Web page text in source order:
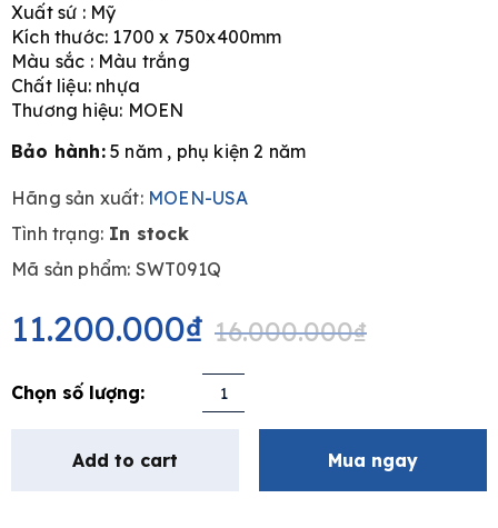
Xuất sứ : Mỹ
Kích thước: 1700 x 750x400mm
Màu sắc : Màu trắng
Chất liệu: nhựa
Thương hiệu: MOEN
Bảo hành:5 năm , phụ kiện 2 năm
Hãng sản xuất:MOEN-USA
Tình trạng: In stock
Mã sản phẩm: SWT091Q
16.000.000₫
Original
price
was:
16.000.000₫.
11.200.000₫
Current
price
is:
11.200.000₫.
âm
Add to cart Mua ngay